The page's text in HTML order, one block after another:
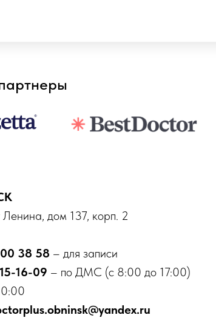
Ленина, дом 137, корп. 2
38 58 – для записи
16-09 – по ДМС (с 8:00 до 17:00)